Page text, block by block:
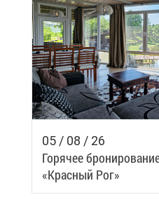
05 / 08 / 26
Го­ря­чее
«Крас­ный Рог»